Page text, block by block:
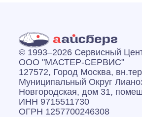
© 1993–2026 Сервисный
ООО "МАСТЕР-СЕРВИС"
127572, Город Москва,
Муниципальный Округ
Новгородская, дом 31,
ИНН 9715511730
ОГРН 1257700246308